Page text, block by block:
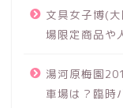
文具女子博(
場限定商品や
湯河原梅園
車場は？臨時